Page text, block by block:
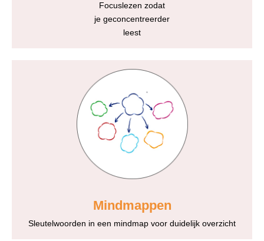
Focuslezen zodat
je geconcentreerder
leest
Mindmappen
Sleutelwoorden in een mindmap voor duidelijk overzicht